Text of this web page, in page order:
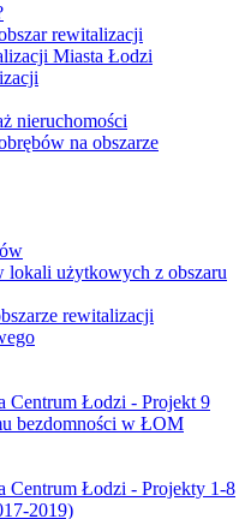
rewitalizacji
Miasta Łodzi
nieruchomości
na obszarze
lokali użytkowych z obszaru
rewitalizacji
Centrum Łodzi - Projekt 9
bezdomności w ŁOM
Centrum Łodzi - Projekty 1-8
2019)